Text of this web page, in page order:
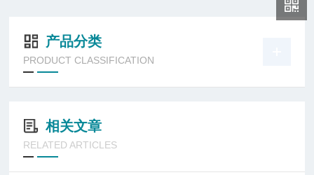
产品分类
PRODUCT CLASSIFICATION
相关文章
RELATED ARTICLES